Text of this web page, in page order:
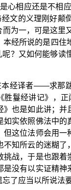
心相应还是不相
文的义理刚好
为一，可是这里
经所说的是四
？又如何能够读
经译者——求那
鬘经讲记》，
也是如此讲；
实依照佛法中
这位法师会用
知所云的迷糊
战，于是也跟
没有以实证精
了应当以所说法